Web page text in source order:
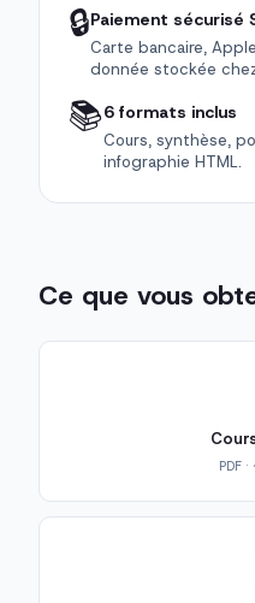
🔒Paiement sécurisé
Carte bancaire,
donnée stockée
📚6 formats inclus
Cours, synthèse,
infographie HTML.
Ce que vous
PDF